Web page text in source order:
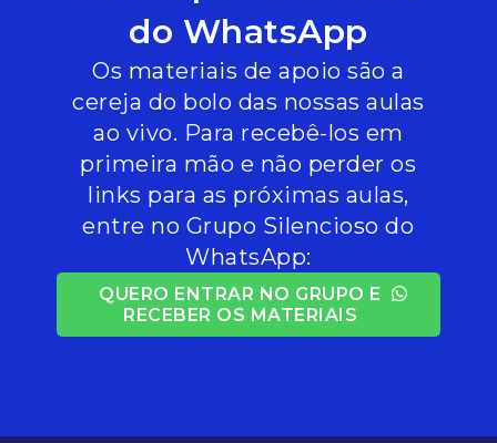
do WhatsApp
Os materiais de apoio são a
cereja do bolo das nossas aulas
ao vivo. Para recebê-los em
primeira mão e não perder os
links para as próximas aulas,
entre no Grupo Silencioso do
WhatsApp:
QUERO ENTRAR NO GRUPO E
RECEBER OS MATERIAIS